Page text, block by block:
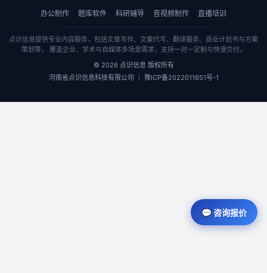
办公制作 题库软件 科研辅导 音视频制作 直播培训
点识信息提供专业内容服务，包括文章写作、文案代写、翻译服务、商业计划书与方案
策划等， 覆盖企业、学术与自媒体多场景需求，支持一对一定制与快速交付。
© 2026 点识信息 版权所有
河南省点识信息科技有限公司 ｜ 豫ICP备2022011651号-1
💬 咨询报价